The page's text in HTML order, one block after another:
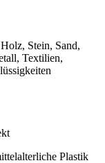
Stein, Sand,
Textilien,
Plastik